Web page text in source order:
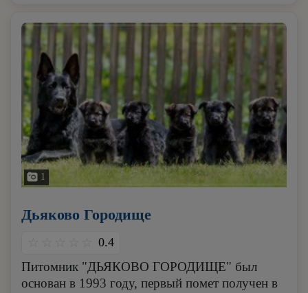
1
Дьяково Городище
0.4
Питомник "ДЬЯКОВО ГОРОДИЩЕ" был
основан в 1993 году, первый помет получен в